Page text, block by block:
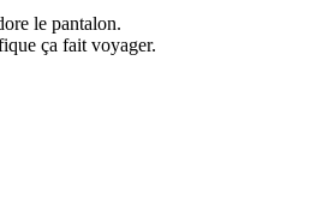
le pantalon.
ça fait voyager.